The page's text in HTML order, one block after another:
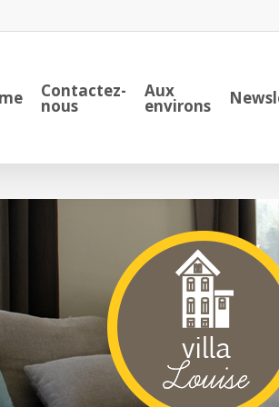
Contactez-
nous
Aux
environs